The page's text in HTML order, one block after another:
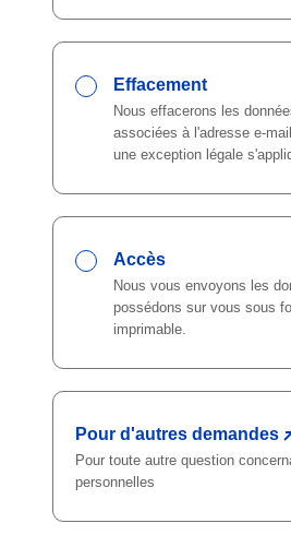
Effacement
Nous effacerons les
associées à l'adresse e-
une exception légale
Accès
Nous vous envoyons les
possédons sur vous sous
imprimable.
Pour d'autres demandes
Pour toute autre question
personnelles